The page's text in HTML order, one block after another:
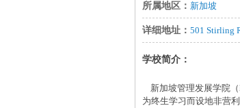
所属地区： 新加坡
详细地址： 501 Stirling
学校简介：
新加坡管理发展学院（
为终生学习而设地非营